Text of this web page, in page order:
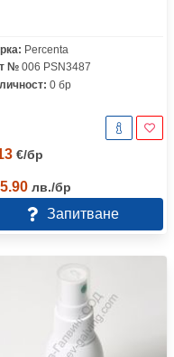
Percenta
№ 006 PSN3487
0 бр
€/бр
лв./бр
Запитване